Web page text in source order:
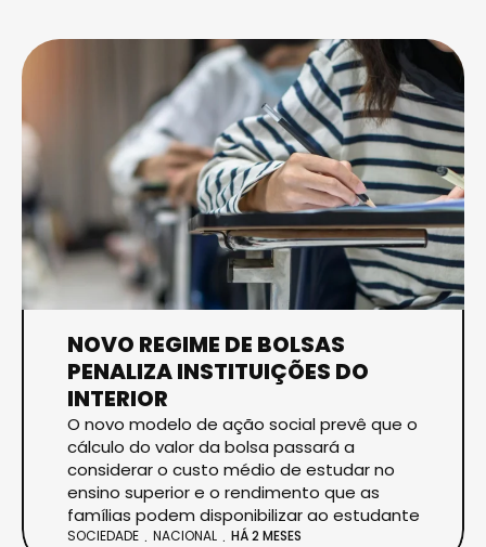
NOVO REGIME DE BOLSAS
PENALIZA INSTITUIÇÕES DO
INTERIOR
O novo modelo de ação social prevê que o
cálculo do valor da bolsa passará a
considerar o custo médio de estudar no
ensino superior e o rendimento que as
famílias podem disponibilizar ao estudante
SOCIEDADE NACIONAL HÁ 2 MESES